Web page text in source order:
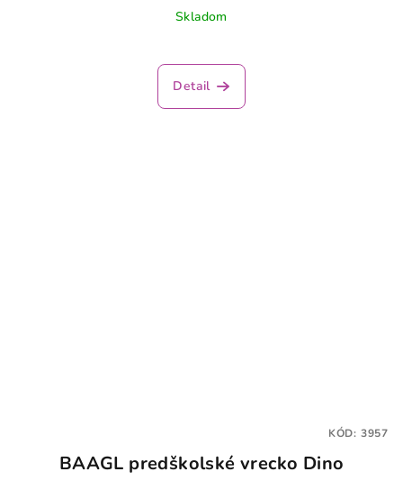
Skladom
Detail
BAAGL predškolské vrecko Dino
KÓD: 3957